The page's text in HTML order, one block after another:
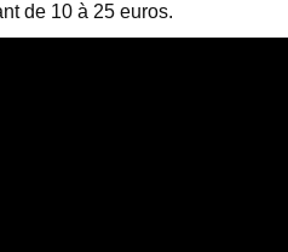
de 10 à 25 euros.